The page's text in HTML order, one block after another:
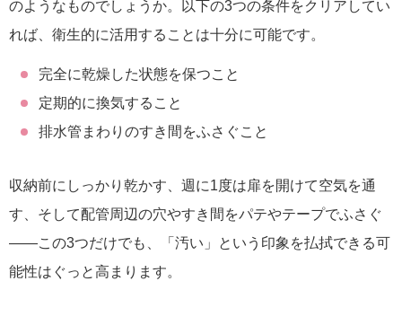
のようなものでしょうか。以下の3つの条件をクリアしてい
れば、衛生的に活用することは十分に可能です。
完全に乾燥した状態を保つこと
定期的に換気すること
排水管まわりのすき間をふさぐこと
収納前にしっかり乾かす、週に1度は扉を開けて空気を通
す、そして配管周辺の穴やすき間をパテやテープでふさぐ
――この3つだけでも、「汚い」という印象を払拭できる可
能性はぐっと高まります。